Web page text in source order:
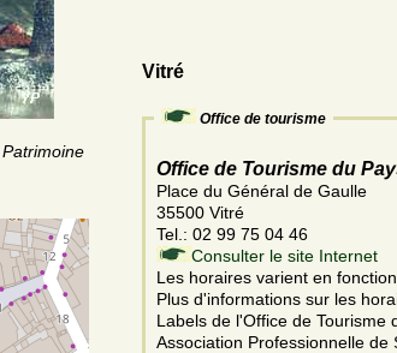
Vitré
Office de tourisme
Office de Tourisme du
Place du Général de Gaulle
35500 Vitré
Tel.: 02 99 75 04 46
Consulter le site Internet
Les horaires varient en
Plus d'informations sur les
Labels de l'Office de Tourisme
Association Professionnelle de